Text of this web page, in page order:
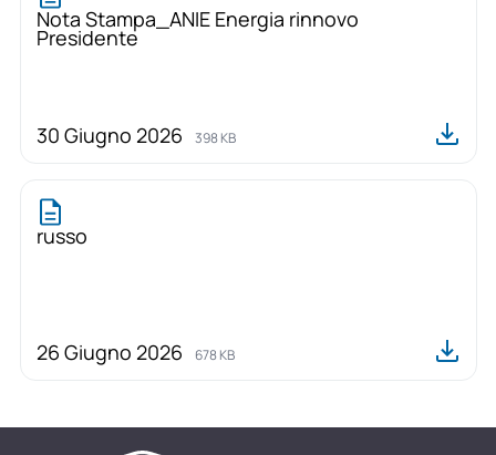
Nota Stampa_ANIE Energia rinnovo
Presidente
30 Giugno 2026 398 KB
russo
26 Giugno 2026 678 KB